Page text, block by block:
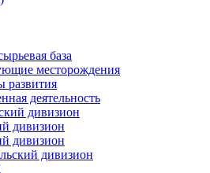
база
месторождения
развития
деятельность
дивизион
дивизион
дивизион
дивизион